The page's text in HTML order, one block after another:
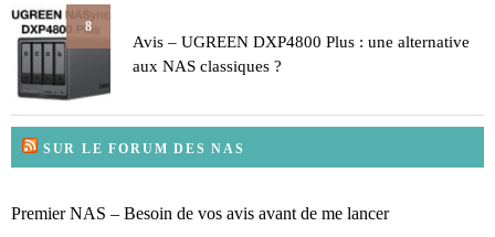
8
Avis – UGREEN DXP4800 Plus : une alternative
aux NAS classiques ?
SUR LE FORUM DES NAS
Premier NAS – Besoin de vos avis avant de me lancer